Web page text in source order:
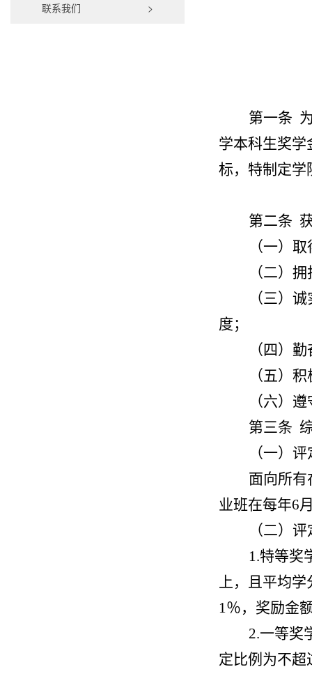
联系我们 >
第一条
学本科生奖学
标，特制定学
第二条
（一）
（二）
（三）
度；
（四）
（五）
（六）
第三条
（一）
面向所有
业班在每年6
（二）
1.特等奖
上，且平均
1％，奖励金
2.一等奖
定比例为不超